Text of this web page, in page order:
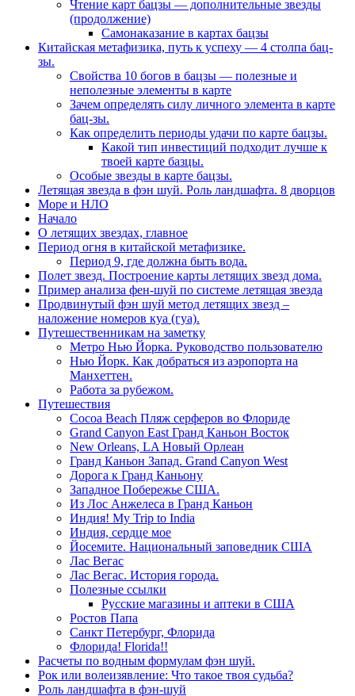
Чтение карт бацзы — дополнительные звезды
(продолжение)
Самонаказание в картах бацзы
Китайская метафизика, путь к успеху — 4 столпа бац-
зы.
Свойства 10 богов в бацзы — полезные и
неполезные элементы в карте
Зачем определять силу личного элемента в карте
бац-зы.
Как определить периоды удачи по карте бацзы.
Какой тип инвестиций подходит лучше к
твоей карте базцы.
Особые звезды в карте бацзы.
Летящая звезда в фэн шуй. Роль ландшафта. 8 дворцов
Море и НЛО
Начало
О летящих звездах, главное
Период огня в китайской метафизике.
Период 9, где должна быть вода.
Полет звезд. Построение карты летящих звезд дома.
Пример анализа фен-шуй по системе летящая звезда
Продвинутый фэн шуй метод летящих звезд –
наложение номеров куа (гуа).
Путешественникам на заметку
Метро Нью Йорка. Руководство пользователю
Нью Йорк. Как добраться из аэропорта на
Манхеттен.
Работа за рубежом.
Путешествия
Cocoa Beach Пляж серферов во Флориде
Grand Canyon East Гранд Каньон Восток
New Orleans, LA Новый Орлеан
Гранд Каньон Запад. Grand Canyon West
Дорога к Гранд Каньону
Западное Побережье США.
Из Лос Анжелеса в Гранд Каньон
Индия! My Trip to India
Индия, сердце мое
Йосемите. Национальный заповедник США
Лас Вегас
Лас Вегас. История города.
Полезные ссылки
Русские магазины и аптеки в США
Ростов Папа
Санкт Петербург, Флорида
Флорида! Florida!!
Расчеты по водным формулам фэн шуй.
Рок или волеизявление: Что такое твоя судьба?
Роль ландшафта в фэн-шуй